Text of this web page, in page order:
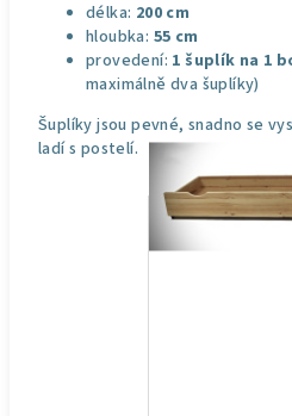
délka: 200 cm
hloubka: 55 cm
provedení: 1 šuplík na 1
maximálně dva šuplíky)
Šuplíky jsou pevné, snadno se
ladí s postelí.